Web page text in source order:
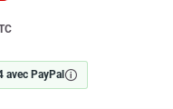
avec PayPal 🛈